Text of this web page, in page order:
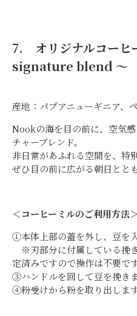
7. オリジナルコーヒ
signature blend 〜
産地：パプアニューギニア、
Nookの海を目の前に、空気
チャーブレンド。
非日常があふれる空間を、特
ぜひ目の前に広がる朝日とと
＜コーヒーミルのご利用方法＞
①本体上部の蓋を外し、豆を
※刃部分に付属している挽
定済みですので操作は不要です
③ハンドルを回して豆を挽きま
④粉受けから粉を取り出します